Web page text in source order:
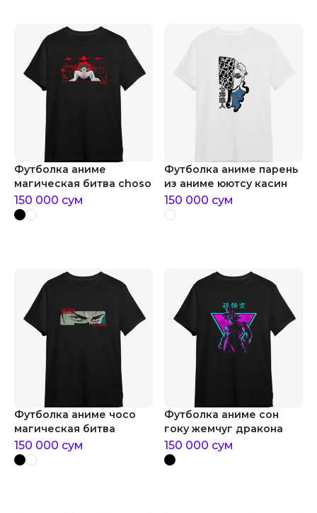
Футболка аниме
магическая битва choso
150 000 сум
Футболка аниме парень
из аниме юютсу касин
150 000 сум
Футболка аниме чосо
магическая битва
150 000 сум
Футболка аниме сон
гоку жемчуг дракона
150 000 сум